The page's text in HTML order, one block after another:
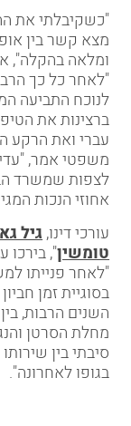
"כשקיבלתי את
מצא קשר בין
ומלאה בהקלה",
"לאחר כל כך
לנוכח התביעה
ברצינות את
עברי ואת הרקע
משפטי אמר,
לצפות שמשרד
אחוזי הנכות
עורכי דינו,גיל
טומשין", בירכו
"לאחר פנייתו
בסוגיית זמן
השנים הרבות,
מחלת הסרטן
סיבתי בין
בגופו לאחרונה".